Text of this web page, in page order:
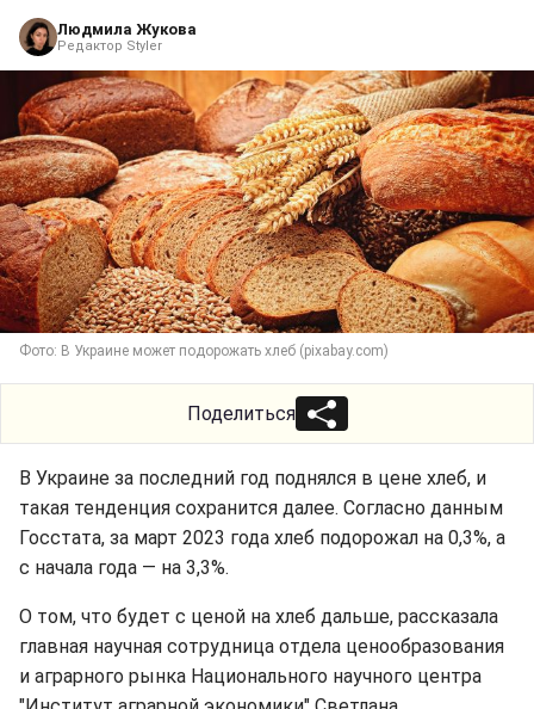
Людмила Жукова
Редактор Styler
Фото: В Украине может подорожать хлеб (pixabay.com)
Поделиться
В Украине за последний год поднялся в цене хлеб, и
такая тенденция сохранится далее. Согласно данным
Госстата, за март 2023 года хлеб подорожал на 0,3%, а
с начала года — на 3,3%.
О том, что будет с ценой на хлеб дальше, рассказала
главная научная сотрудница отдела ценообразования
и аграрного рынка Национального научного центра